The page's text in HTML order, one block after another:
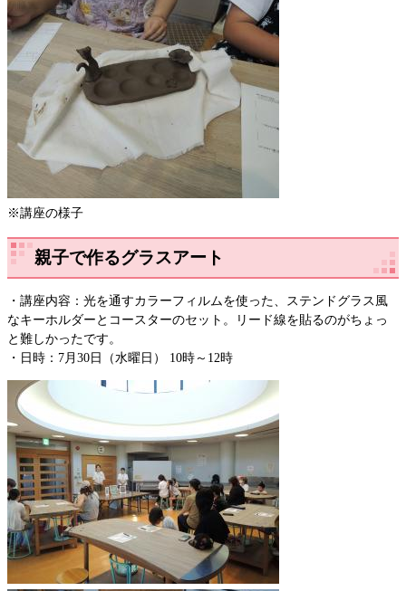
※講座の様子
親子で作るグラスアート
・講座内容：光を通すカラーフィルムを使った、ステンドグラス風
なキーホルダーとコースターのセット。リード線を貼るのがちょっ
と難しかったです。
・日時：7月30日（水曜日） 10時～12時